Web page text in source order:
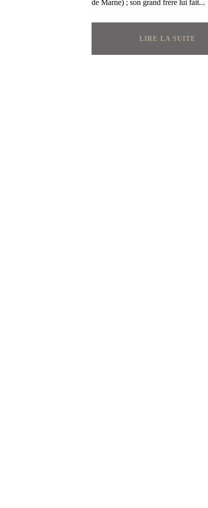
de Marne) ; son grand frère lui fait...
LIRE LA SUITE